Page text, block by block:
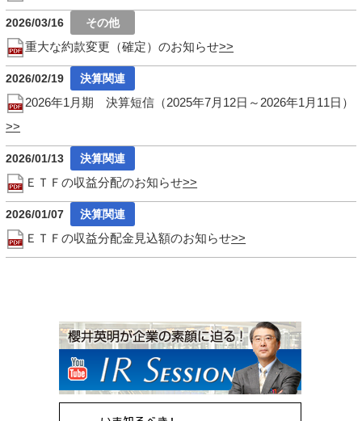
2026/03/16
重大な約款変更（確定）のお知らせ
2026/02/19
2026年1月期 決算短信（2025年7月12日～2026年1月11日）
2026/01/13
ＥＴＦの収益分配のお知らせ
2026/01/07
ＥＴＦの収益分配金見込額のお知らせ